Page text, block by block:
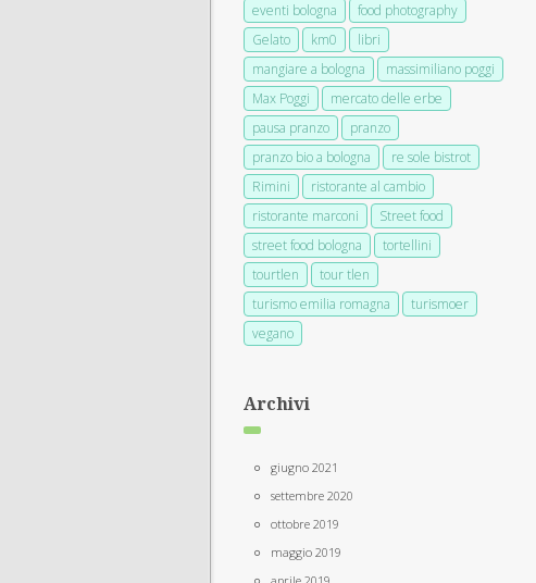
eventi bologna
food photography
Gelato
km0
libri
mangiare a bologna
massimiliano poggi
Max Poggi
mercato delle erbe
pausa pranzo
pranzo
pranzo bio a bologna
re sole bistrot
Rimini
ristorante al cambio
ristorante marconi
Street food
street food bologna
tortellini
tourtlen
tour tlen
turismo emilia romagna
turismoer
vegano
Archivi
giugno 2021
settembre 2020
ottobre 2019
maggio 2019